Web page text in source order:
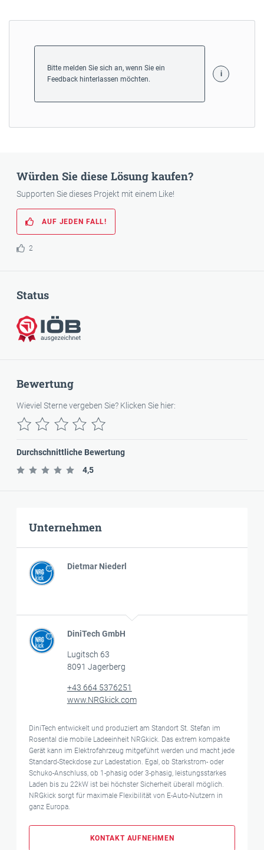
Bitte melden Sie sich an, wenn Sie ein
Feedback hinterlassen möchten.
Würden Sie diese Lösung kaufen?
Supporten Sie dieses Projekt mit einem Like!
AUF JEDEN FALL!
2
Status
IÖB-ausgezeichnet
Bewertung
Wieviel Sterne vergeben Sie? Klicken Sie hier:
Durchschnittliche Bewertung
4,5
Unternehmen
Dietmar Niederl
DiniTech GmbH
Lugitsch 63
8091 Jagerberg
+43 664 5376251
www.NRGkick.com
DiniTech entwickelt und produziert am Standort St. Stefan im
Rosental die mobile Ladeeinheit NRGkick. Das extrem kompakte
Gerät kann im Elektrofahrzeug mitgeführt werden und macht jede
Standard-Steckdose zur Ladestation. Egal, ob Starkstrom- oder
Schuko-Anschluss, ob 1-phasig oder 3-phasig, leistungsstarkes
Laden bis zu 22kW ist bei höchster Sicherheit überall möglich.
NRGkick sorgt für maximale Flexibilität von E-Auto-Nutzern in
ganz Europa.
KONTAKT AUFNEHMEN